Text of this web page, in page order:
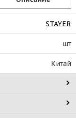
STAYER
шт
Китай